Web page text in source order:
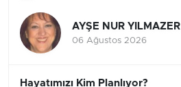
AYŞE NUR YILMAZER
06 Ağustos 2026
Hayatımızı Kim Planlıyor?